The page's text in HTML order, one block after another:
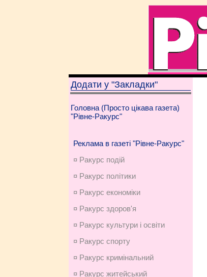
Додати у "Закладки"
Головна (Просто цікава газета)
"Рівне-Ракурс"
Реклама в газеті "Рівне-Ракурс"
¤ Ракурс подій
¤ Ракурс політики
¤ Ракурс економiки
¤ Ракурс здоров'я
¤ Ракурс культури і освіти
¤ Ракурс спорту
¤ Ракурс кримінальний
¤ Ракурс житейський